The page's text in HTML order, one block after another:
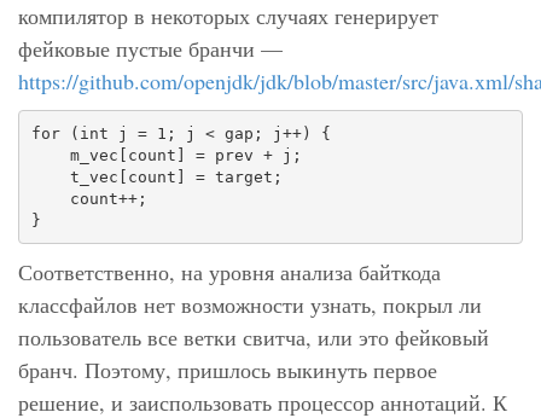
компилятор в некоторых случаях генерирует
фейковые пустые бранчи —
https://github.com/openjdk/jdk/blob/master/src/java.xml/
for (int j = 1; j < gap; j++) {
    m_vec[count] = prev + j;
    t_vec[count] = target;
    count++;
Соответственно, на уровня анализа байткода
классфайлов нет возможности узнать, покрыл ли
пользователь все ветки свитча, или это фейковый
бранч. Поэтому, пришлось выкинуть первое
решение, и заиспользовать процессор аннотаций. К